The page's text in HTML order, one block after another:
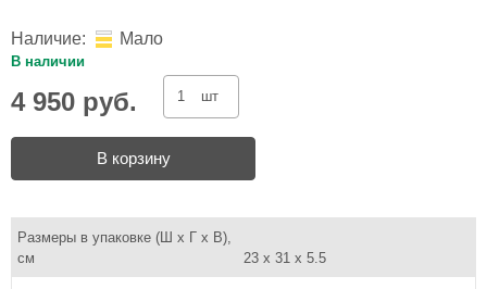
Наличие: Мало
В наличии
4 950 руб. шт
В корзину
Размеры в упаковке (Ш x Г x В),
см
23 x 31 x 5.5